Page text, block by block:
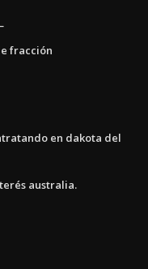
fracción
en dakota del
australia.